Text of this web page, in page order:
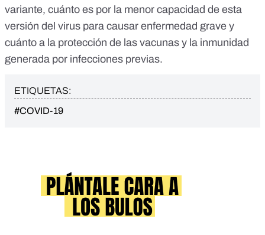
variante, cuánto es por la menor capacidad de esta
versión del virus para causar enfermedad grave y
cuánto a la protección de las vacunas y la inmunidad
generada por infecciones previas.
ETIQUETAS:
#COVID-19